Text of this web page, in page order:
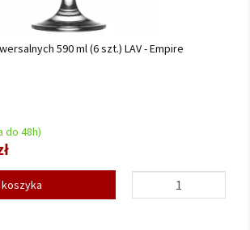
590 ml (6 szt.) LAV - Empire
do 48h)
koszyka